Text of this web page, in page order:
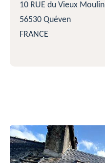
10 RUE du Vieux Moulin
56530 Quéven
FRANCE